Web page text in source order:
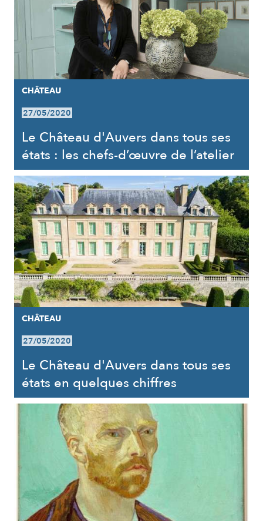
CHÂTEAU
27/05/2020
Le Château d'Auvers dans tous ses
états : les chefs-d’œuvre de l’atelier
CHÂTEAU
27/05/2020
Le Château d'Auvers dans tous ses
états en quelques chiffres